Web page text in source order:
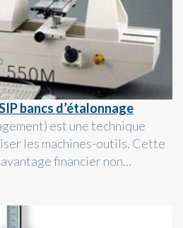
bancs d’étalonnage
est une technique
les machines-outils. Cette
financier non...